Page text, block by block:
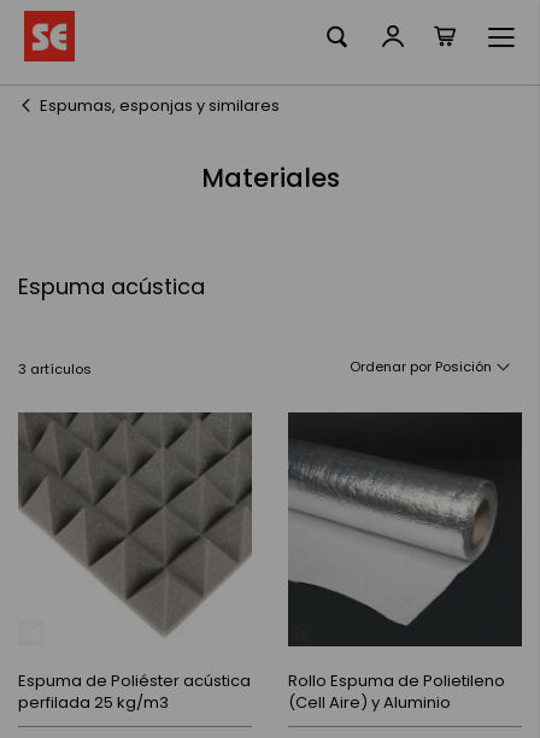
contenido
Espumas, esponjas y similares
Materiales
Espuma acústica
3 artículos Ordenar por
Espuma de Poliéster acústica
perfilada 25 kg/m3
Rollo Espuma de Polietileno
(Cell Aire) y Aluminio